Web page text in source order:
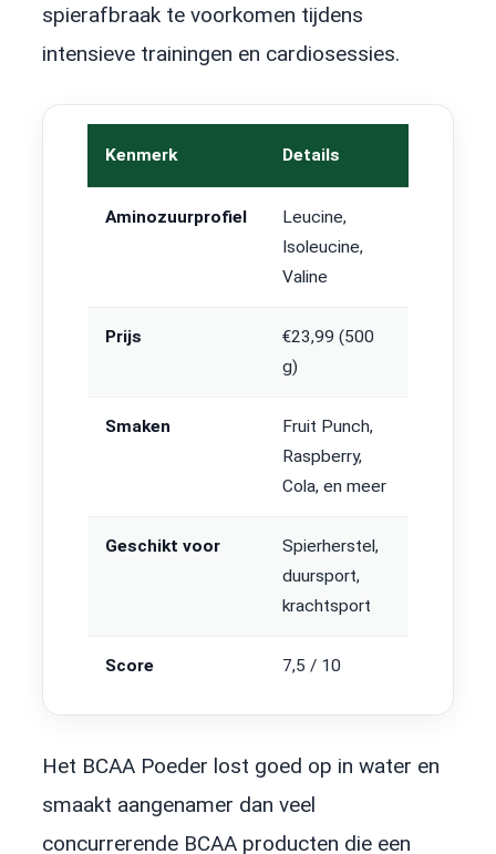
spierafbraak te voorkomen tijdens
intensieve trainingen en cardiosessies.
Kenmerk Details
Aminozuurprofiel
Leucine,
Isoleucine,
Valine
Prijs
€23,99 (500
g)
Smaken
Fruit Punch,
Raspberry,
Cola, en meer
Geschikt voor
Spierherstel,
duursport,
krachtsport
Score 7,5 / 10
Het BCAA Poeder lost goed op in water en
smaakt aangenamer dan veel
concurrerende BCAA producten die een